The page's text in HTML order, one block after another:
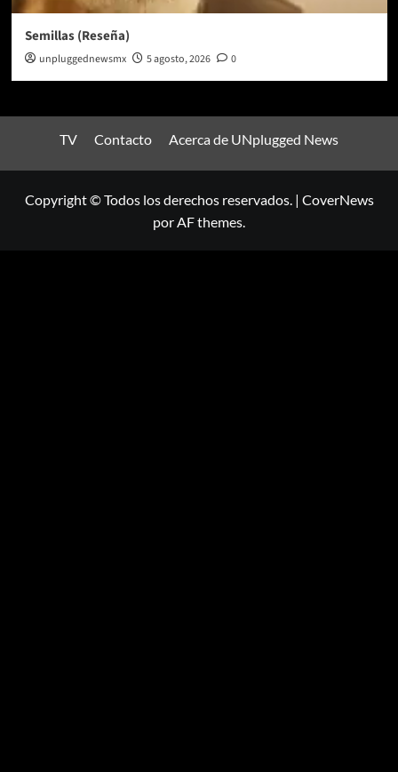
Semillas (Reseña)
unpluggednewsmx 5 agosto, 2026 0
TV Contacto Acerca de UNplugged News
Copyright © Todos los derechos reservados. | CoverNews
por AF themes.